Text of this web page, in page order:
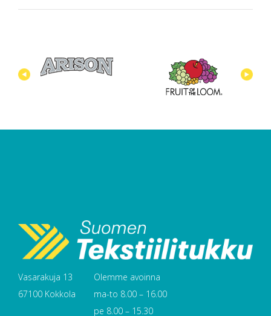
Vasarakuja 13
67100 Kokkola
Olemme avoinna
ma-to 8.00 – 16.00
pe 8.00 – 15.30